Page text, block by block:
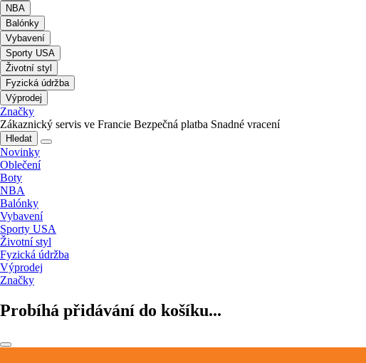
NBA
Balónky
Vybavení
Sporty USA
Životní styl
Fyzická údržba
Výprodej
Značky
Zákaznický servis ve Francie Bezpečná platba Snadné vracení
Hledat
Novinky
Oblečení
Boty
NBA
Balónky
Vybavení
Sporty USA
Životní styl
Fyzická údržba
Výprodej
Značky
Probíhá přidávání do košíku...